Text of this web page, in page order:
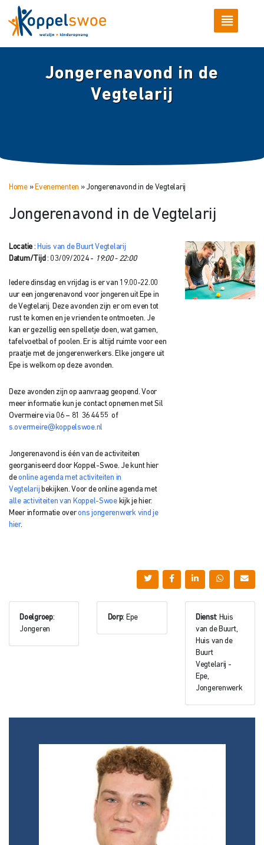
Jongerenavond in de
Vegtelarij
Home» Evenementen » Jongerenavond in de Vegtelarij
Jongerenavond in de Vegtelarij
Locatie : Huis van de Buurt Vegtelarij
Datum/Tijd : 03/09/2024 - 19:00 - 22:00
Iedere dinsdag en vrijdag is er van 19.00-22.00
uur een jongerenavond voor jongeren uit Epe in
de Vegtelarij. Deze avonden zijn er om even tot
rust te komen en je vrienden te ontmoeten. Je
kan er gezellig een spelletje doen, wat gamen,
tafelvoetbal of poolen. Er is altijd ruimte voor een
praatje met de jongerenwerkers. Elke jongere uit
Epe is welkom op deze avonden.
Deze avonden zijn op aanvraag geopend. Voor
meer informatie kun je contact opnemen met Sil
Overmeire via 06 – 81 36 44 55 of
s.overmeire@koppelswoe.nl
Jongerenavond is één van de activiteiten
georganiseerd door Koppel-Swoe. Je kunt hier
deonline agenda met activiteiten in
Vegtelarij bekijken. Voor de online agenda met
alle activiteiten van Koppel-Swoekijk je hier.
Meer informatie overons jongerenwerk vind je
hier.
Doelgroep:
Jongeren
Dorp: Epe Dienst: Huis
van de Buurt,
Huis van de
Buurt
Vegtelarij -
Epe,
Jongerenwerk